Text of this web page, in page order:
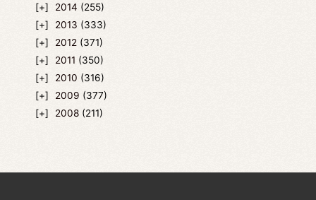
2014 (255)
2013 (333)
2012 (371)
2011 (350)
2010 (316)
2009 (377)
2008 (211)